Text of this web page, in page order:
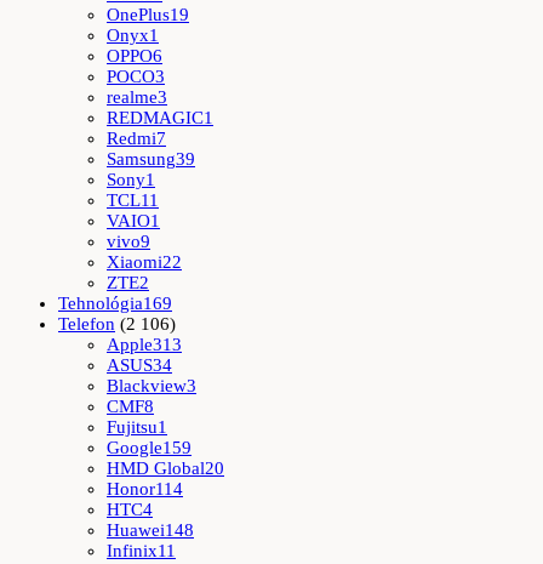
OnePlus19
Onyx1
OPPO6
POCO3
realme3
REDMAGIC1
Redmi7
Samsung39
Sony1
TCL11
VAIO1
vivo9
Xiaomi22
ZTE2
Tehnológia169
Telefon (2 106)
Apple313
ASUS34
Blackview3
CMF8
Fujitsu1
Google159
HMD Global20
Honor114
HTC4
Huawei148
Infinix11